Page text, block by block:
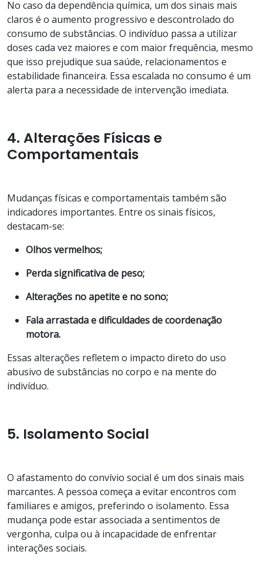
No caso da dependência química, um dos sinais mais
claros é o aumento progressivo e descontrolado do
consumo de substâncias. O indivíduo passa a utilizar
doses cada vez maiores e com maior frequência, mesmo
que isso prejudique sua saúde, relacionamentos e
estabilidade financeira. Essa escalada no consumo é um
alerta para a necessidade de intervenção imediata.
4. Alterações Físicas e
Comportamentais
Mudanças físicas e comportamentais também são
indicadores importantes. Entre os sinais físicos,
destacam-se:
Olhos vermelhos;
Perda significativa de peso;
Alterações no apetite e no sono;
Fala arrastada e dificuldades de coordenação
motora.
Essas alterações refletem o impacto direto do uso
abusivo de substâncias no corpo e na mente do
indivíduo.
5. Isolamento Social
O afastamento do convívio social é um dos sinais mais
marcantes. A pessoa começa a evitar encontros com
familiares e amigos, preferindo o isolamento. Essa
mudança pode estar associada a sentimentos de
vergonha, culpa ou à incapacidade de enfrentar
interações sociais.